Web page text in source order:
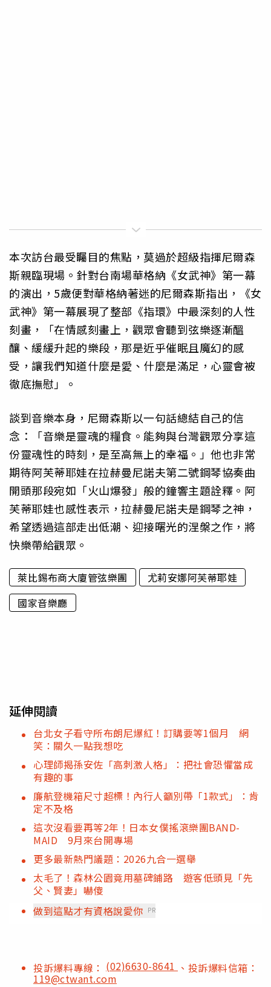
本次訪台最受矚目的焦點，莫過於超級指揮尼爾森
斯親臨現場。針對台南場華格納《女武神》第一幕
的演出，5歲便對華格納著迷的尼爾森斯指出，《女
武神》第一幕展現了整部《指環》中最深刻的人性
刻畫，「在情感刻畫上，觀眾會聽到弦樂逐漸醞
釀、緩緩升起的樂段，那是近乎催眠且魔幻的感
受，讓我們知道什麼是愛、什麼是滿足，心靈會被
徹底撫慰」。
談到音樂本身，尼爾森斯以一句話總結自己的信
念：「音樂是靈魂的糧食。能夠與台灣觀眾分享這
份靈魂性的時刻，是至高無上的幸福。」他也非常
期待阿芙蒂耶娃在拉赫曼尼諾夫第二號鋼琴協奏曲
開頭那段宛如「火山爆發」般的鐘響主題詮釋。阿
芙蒂耶娃也感性表示，拉赫曼尼諾夫是鋼琴之神，
希望透過這部走出低潮、迎接曙光的涅槃之作，將
快樂帶給觀眾。
萊比錫布商大廈管弦樂團
尤莉安娜阿芙蒂耶娃
國家音樂廳
延伸閱讀
台北女子看守所布朗尼爆紅！訂購要等1個月 網
笑：關久一點我想吃
心理師揭孫安佐「高刺激人格」：把社會恐懼當成
有趣的事
廉航登機箱尺寸超標！內行人籲別帶「1款式」：肯
定不及格
這次沒看要再等2年！日本女僕搖滾樂團BAND-
MAID 9月來台開專場
更多最新熱門議題：2026九合一選舉
太毛了！森林公園竟用墓碑鋪路 遊客低頭見「先
父、賢妻」嚇傻
做到這點才有資格說愛你 PR
投訴爆料專線： (02)6630-8641 、投訴爆料信箱：
119@ctwant.com